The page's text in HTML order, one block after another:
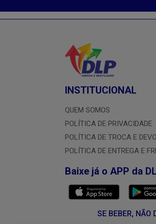
INSTITUCIONAL
QUEM SOMOS
POLÍTICA DE PRIVACIDADE
POLÍTICA DE TROCA E
POLÍTICA DE ENTREGA E
Baixe já o APP da
SE BEBER, NÃO